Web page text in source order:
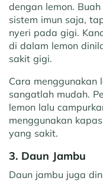
dengan lemon.
sistem imun saja,
nyeri pada gigi.
di dalam lemon
sakit gigi.
Cara menggunakan
sangatlah mudah.
lemon lalu
menggunakan
yang sakit.
3. Daun Jambu
Daun jambu juga